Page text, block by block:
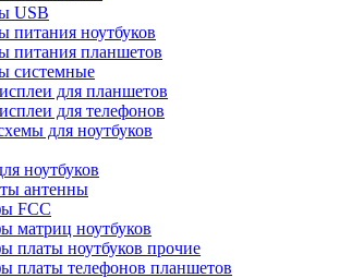
USB
питания ноутбуков
питания планшетов
системные
для планшетов
для телефонов
для ноутбуков
ноутбуков
антенны
FCC
матриц ноутбуков
платы ноутбуков прочие
платы телефонов планшетов